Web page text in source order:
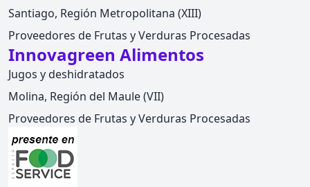
Santiago, Región Metropolitana (XIII)
Proveedores de Frutas y Verduras Procesadas
Innovagreen Alimentos
Jugos y deshidratados
Molina, Región del Maule (VII)
Proveedores de Frutas y Verduras Procesadas